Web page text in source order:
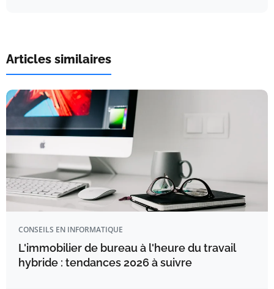
Articles similaires
CONSEILS EN INFORMATIQUE
L'immobilier de bureau à l'heure du travail
hybride : tendances 2026 à suivre